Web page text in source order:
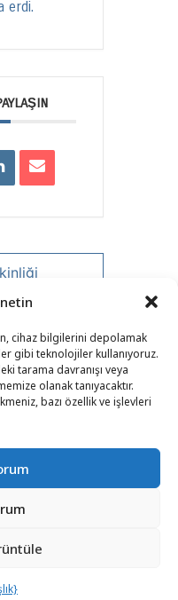
cihaz bilgilerini depolamak
gibi teknolojiler kullanıyoruz.
tarama davranışı veya
olanak tanıyacaktır.
bazı özellik ve işlevleri
erdi.
HAKLARI SAKLIDIR